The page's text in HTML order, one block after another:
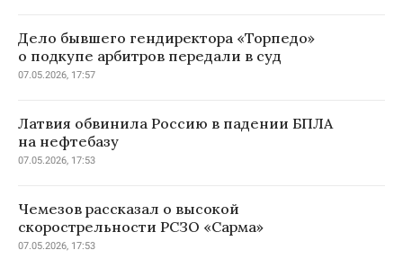
Дело бывшего гендиректора «Торпедо»
о подкупе арбитров передали в суд
07.05.2026, 17:57
Латвия обвинила Россию в падении БПЛА
на нефтебазу
07.05.2026, 17:53
Чемезов рассказал о высокой
скорострельности РСЗО «Сарма»
07.05.2026, 17:53